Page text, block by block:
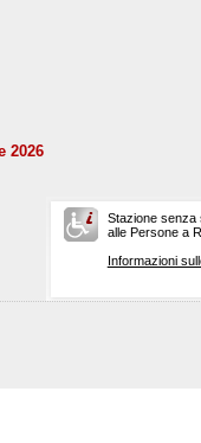
2026
Stazione senza
alle Persone a
Informazioni